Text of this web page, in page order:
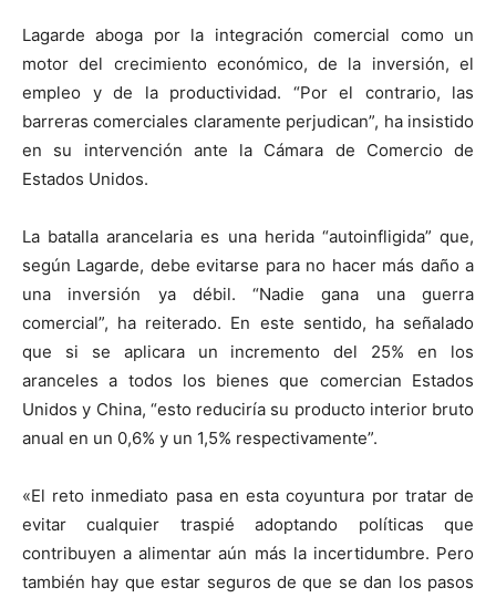
Lagarde aboga por la integración comercial como un
motor del crecimiento económico, de la inversión, el
empleo y de la productividad. “Por el contrario, las
barreras comerciales claramente perjudican”, ha insistido
en su intervención ante la Cámara de Comercio de
Estados Unidos.
La batalla arancelaria es una herida “autoinfligida” que,
según Lagarde, debe evitarse para no hacer más daño a
una inversión ya débil. “Nadie gana una guerra
comercial”, ha reiterado. En este sentido, ha señalado
que si se aplicara un incremento del 25% en los
aranceles a todos los bienes que comercian Estados
Unidos y China, “esto reduciría su producto interior bruto
anual en un 0,6% y un 1,5% respectivamente”.
«El reto inmediato pasa en esta coyuntura por tratar de
evitar cualquier traspié adoptando políticas que
contribuyen a alimentar aún más la incertidumbre. Pero
también hay que estar seguros de que se dan los pasos